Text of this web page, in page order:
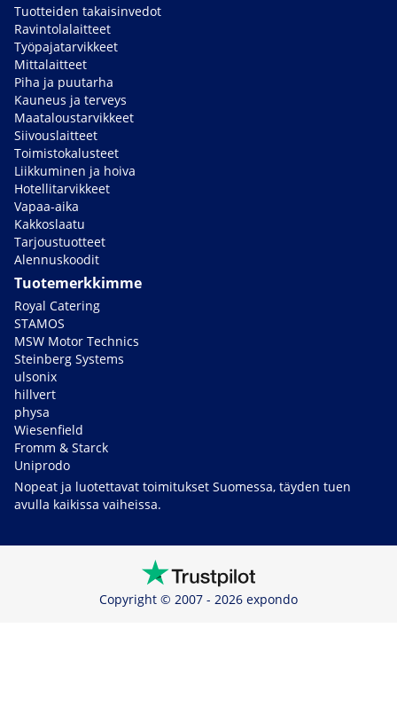
Tuotteiden takaisinvedot
Ravintolalaitteet
Työpajatarvikkeet
Mittalaitteet
Piha ja puutarha
Kauneus ja terveys
Maataloustarvikkeet
Siivouslaitteet
Toimistokalusteet
Liikkuminen ja hoiva
Hotellitarvikkeet
Vapaa-aika
Kakkoslaatu
Tarjoustuotteet
Alennuskoodit
Tuotemerkkimme
Royal Catering
STAMOS
MSW Motor Technics
Steinberg Systems
ulsonix
hillvert
physa
Wiesenfield
Fromm & Starck
Uniprodo
Nopeat ja luotettavat toimitukset Suomessa, täyden tuen
avulla kaikissa vaiheissa.
Copyright © 2007 - 2026 expondo